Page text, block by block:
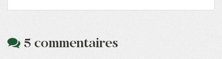
5 commentaires